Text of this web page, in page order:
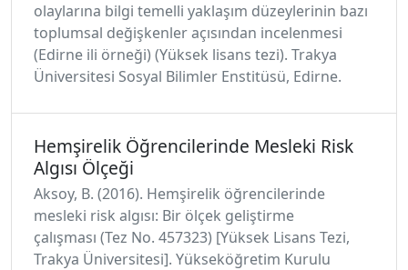
olaylarına bilgi temelli yaklaşım düzeylerinin bazı
toplumsal değişkenler açısından incelenmesi
(Edirne ili örneği) (Yüksek lisans tezi). Trakya
Üniversitesi Sosyal Bilimler Enstitüsü, Edirne.
Hemşirelik Öğrencilerinde Mesleki Risk
Algısı Ölçeği
Aksoy, B. (2016). Hemşirelik öğrencilerinde
mesleki risk algısı: Bir ölçek geliştirme
çalışması (Tez No. 457323) [Yüksek Lisans Tezi,
Trakya Üniversitesi]. Yükseköğretim Kurulu